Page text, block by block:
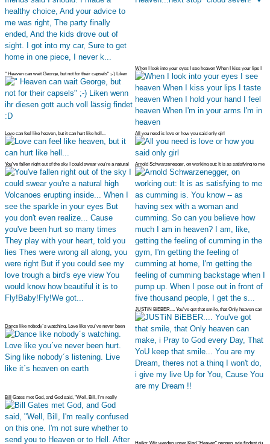
" Heaven can wait George, but not for their capsels" ;-) Liken
wenn ihr
When I look into your eyes I see heaven When I kiss your lips I
taste he
Love can feel like heaven, but it can hurt like hell... All you need is love or how you said only girl
You've fallen right out of the sky I could swear you're a natural
high V
Arnold Schwarzenegger, on working out: It is as satisfying to me
as cumm
Dance like nobody´s watching. Love like you´ve never been
hurt. Sing lik
JUSTiN BiEBER.... You've got that smile, that Only heaven can
make, i Pr
Bill Gates met God, and God said, "Well, Bill, I'm really
confused on th